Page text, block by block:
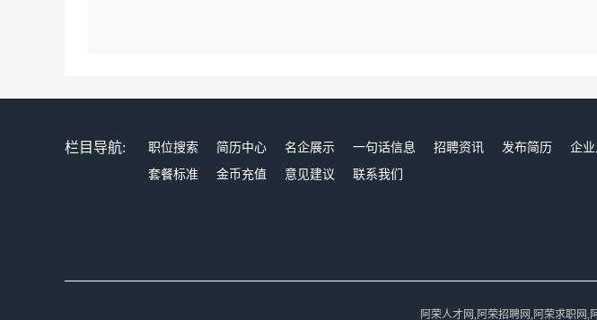
栏目导航: 职位搜索 简历中心 名企展示 一句话信息 招聘资讯 发布简历 企
套餐标准
金币充值 意见建议 联系我们
阿荣人才网,阿荣招聘网,阿荣求职网,